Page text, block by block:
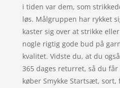
i tiden var dem, som
løs. Målgruppen har rykket
kaster sig over at strikke
nogle rigtig gode bud på
kvalitet. Vidste du, at du
365 dages returret, så du
køber Smykke Startsæt,